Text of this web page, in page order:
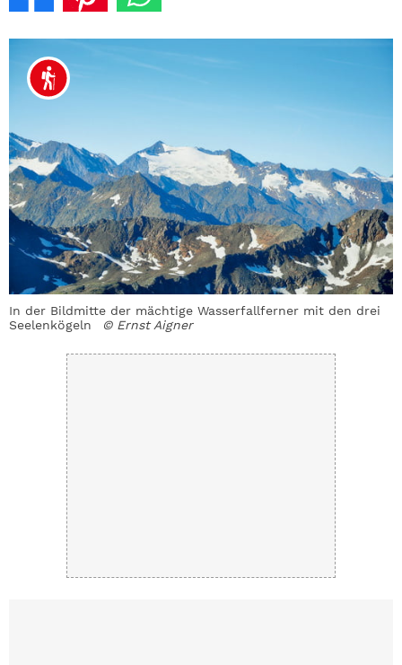
In der Bildmitte der mächtige Wasserfallferner mit den drei
Seelenkögeln
© Ernst Aigner